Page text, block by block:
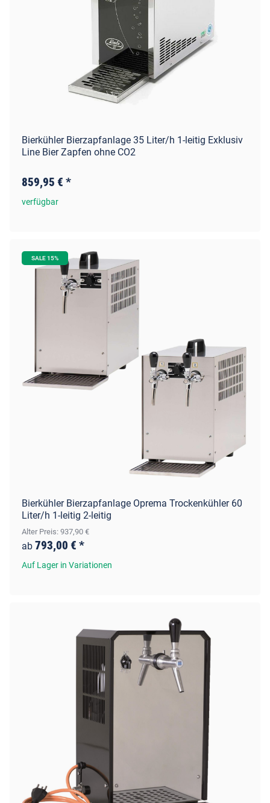
Bierkühler Bierzapfanlage 35 Liter/h 1-leitig Exklusiv
Line Bier Zapfen ohne CO2
859,95 € *
verfügbar
SALE 15%
Bierkühler Bierzapfanlage Oprema Trockenkühler 60
Liter/h 1-leitig 2-leitig
Alter Preis: 937,90 €
ab 793,00 € *
Auf Lager in Variationen